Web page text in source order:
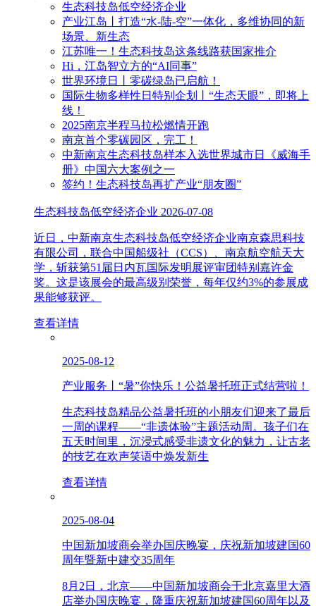
生态科技岛低空经济企业
产业江岛丨打造“水-陆-空”一体化，多维协同的新
场景、新生态
江苏唯一！生态科技岛这条线路获国家推介
Hi，江岛智立方的“AI同事”
世界环境日丨零碳绿岛已启航！
国际生物多样性日特别企划丨“生态天眼”，即将上
线！
2025南京半程马拉松燃情开跑
南京首个零碳园区，完工！
中新南京生态科技岛样本入选世界城市日《威海手
册》中国六大案例之一
签约！生态科技岛再扩产业“朋友圈”
生态科技岛低空经济企业 2026-07-08
近日，中新南京生态科技岛低空经济企业南京森思科技
有限公司，联合中国船级社（CCS）、南京航空航天大
学，斩获第51届日内瓦国际发明展评审团特别嘉许金
奖。这是该展会的最高级别荣誉，每年仅约3%的参展成
果能够获评。
查看详情
2025-08-12
产业服务丨“暑”你快乐！公益暑托班正式结营啦！
生态科技岛精品公益暑托班的小朋友们迎来了最后
一周的课程——“非遗体验”主题活动周。孩子们在
五天时间里，沉浸式感受非遗文化的魅力，让古老
的技艺在欢声笑语中焕发新生
查看详情
2025-08-04
中国新加坡商会举办国庆晚宴，庆祝新加坡建国60
周年暨新中建交35周年
8月2日，北京——中国新加坡商会于北京嘉里大酒
店举办国庆晚宴，隆重庆祝新加坡建国60周年以及